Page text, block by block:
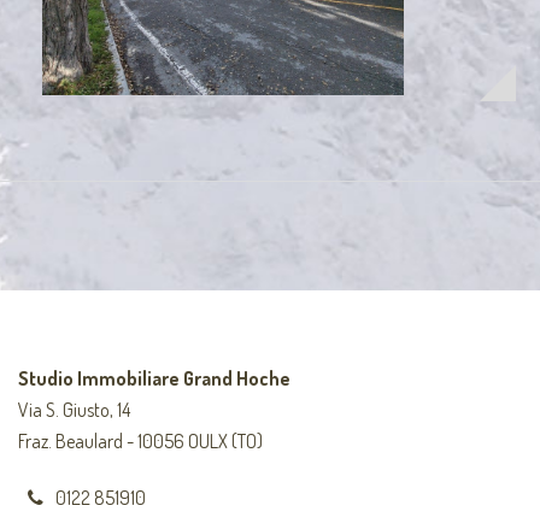
Studio Immobiliare Grand Hoche
Via S. Giusto, 14
Fraz. Beaulard - 10056 OULX (TO)
0122 851910